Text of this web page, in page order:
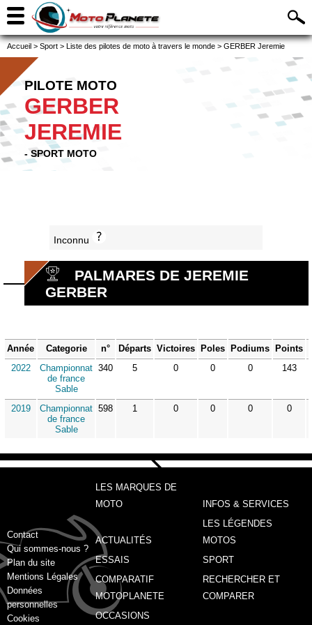
Accueil > Sport > Liste des pilotes de moto à travers le monde > GERBER Jeremie
PILOTE MOTO
GERBER
JEREMIE
- SPORT MOTO
Inconnu
PALMARES DE JEREMIE
GERBER
Année Categorie n° Départs Victoires Poles Podiums Points
2022
Championnat
de france
Sable
340 5 0 0 0 143
2019
Championnat
de france
Sable
598 1 0 0 0 0
Contact
Qui sommes-nous ?
Plan du site
Mentions Légales
Données
personnelles
Cookies
LES MARQUES DE
MOTO
INFOS & SERVICES
ACTUALITÉS
LES LÉGENDES
MOTOS
ESSAIS
SPORT
COMPARATIF
MOTOPLANETE
RECHERCHER ET
COMPARER
OCCASIONS